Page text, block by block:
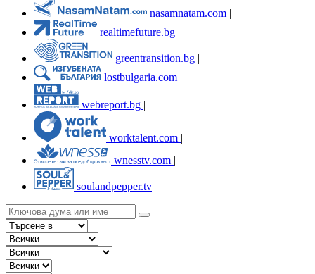
nasamnatam.com |
realtimefuture.bg |
greentransition.bg |
lostbulgaria.com |
webreport.bg
worktalent.com |
wnesstv.com |
soulandpepper.tv